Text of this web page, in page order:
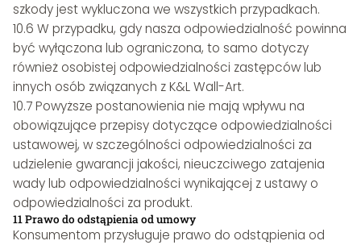
szkody jest wykluczona we wszystkich przypadkach.
10.6 W przypadku, gdy nasza odpowiedzialność powinna
być wyłączona lub ograniczona, to samo dotyczy
również osobistej odpowiedzialności zastępców lub
innych osób związanych z K&L Wall-Art.
10.7 Powyższe postanowienia nie mają wpływu na
obowiązujące przepisy dotyczące odpowiedzialności
ustawowej, w szczególności odpowiedzialności za
udzielenie gwarancji jakości, nieuczciwego zatajenia
wady lub odpowiedzialności wynikającej z ustawy o
odpowiedzialności za produkt.
11 Prawo do odstąpienia od umowy
Konsumentom przysługuje prawo do odstąpienia od